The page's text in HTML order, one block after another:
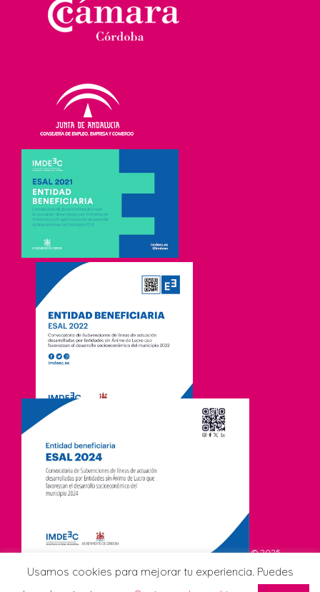
© 2025
Asociación de Comerciantes CCA Viñuela. Todos los derechos
Usamos cookies para mejorar tu experiencia. Puedes